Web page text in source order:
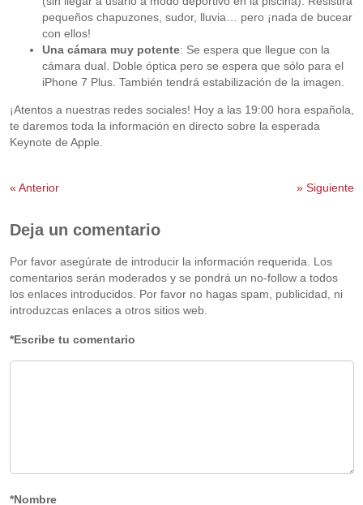
pequeños chapuzones, sudor, lluvia… pero ¡nada de bucear
con ellos!
Una cámara muy potente: Se espera que llegue con la
cámara dual. Doble óptica pero se espera que sólo para el
iPhone 7 Plus. También tendrá estabilización de la imagen.
¡Atentos a nuestras redes sociales! Hoy a las 19:00 hora española,
te daremos toda la información en directo sobre la esperada
Keynote de Apple.
« Anterior »Siguiente
Deja un comentario
Por favor asegúrate de introducir la información requerida. Los
comentarios serán moderados y se pondrá un no-follow a todos
los enlaces introducidos. Por favor no hagas spam, publicidad, ni
introduzcas enlaces a otros sitios web.
*Escribe tu comentario
*Nombre